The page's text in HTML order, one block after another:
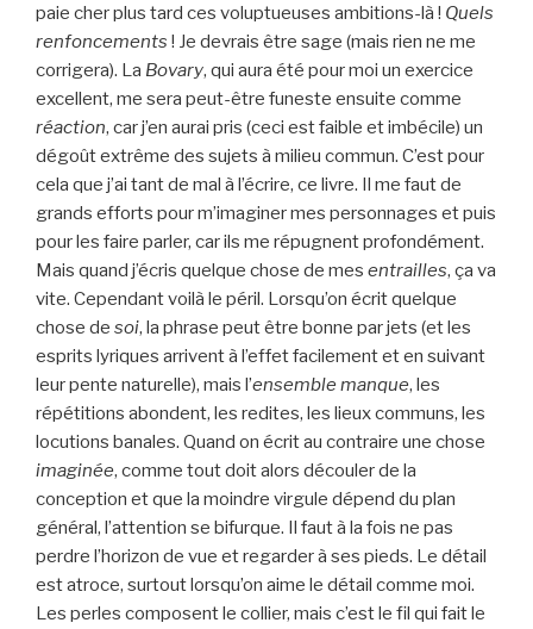
paie cher plus tard ces voluptueuses ambitions-là ! Quels
renfoncements ! Je devrais être sage (mais rien ne me
corrigera). La Bovary, qui aura été pour moi un exercice
excellent, me sera peut-être funeste ensuite comme
réaction, car j’en aurai pris (ceci est faible et imbécile) un
dégoût extrême des sujets à milieu commun. C’est pour
cela que j’ai tant de mal à l’écrire, ce livre. Il me faut de
grands efforts pour m’imaginer mes personnages et puis
pour les faire parler, car ils me répugnent profondément.
Mais quand j’écris quelque chose de mes entrailles, ça va
vite. Cependant voilà le péril. Lorsqu’on écrit quelque
chose de soi, la phrase peut être bonne par jets (et les
esprits lyriques arrivent à l’effet facilement et en suivant
leur pente naturelle), mais l’ensemble manque, les
répétitions abondent, les redites, les lieux communs, les
locutions banales. Quand on écrit au contraire une chose
imaginée, comme tout doit alors découler de la
conception et que la moindre virgule dépend du plan
général, l’attention se bifurque. Il faut à la fois ne pas
perdre l’horizon de vue et regarder à ses pieds. Le détail
est atroce, surtout lorsqu’on aime le détail comme moi.
Les perles composent le collier, mais c’est le fil qui fait le